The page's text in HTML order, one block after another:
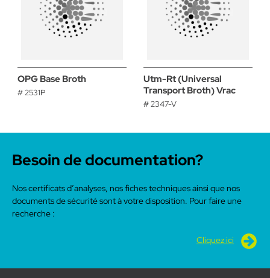
OPG Base Broth
# 2531P
Utm-Rt (Universal
Transport Broth) Vrac
# 2347-V
Besoin de documentation?
Nos certificats d’analyses, nos fiches techniques ainsi que nos
documents de sécurité sont à votre disposition. Pour faire une
recherche :
Cliquez ici